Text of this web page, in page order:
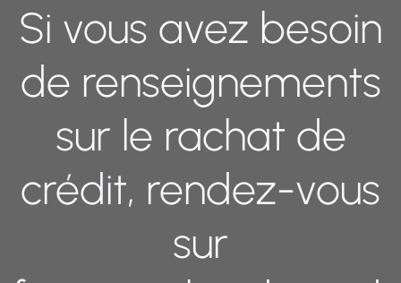
Si vous avez besoin
de renseignements
sur le rachat de
crédit, rendez-vous
sur